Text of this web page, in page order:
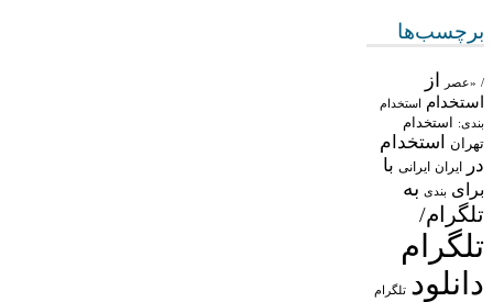
برچسب‌ها
/ «عصر از
استخدام استخدام
بندی: استخدام
تهران
استخدام
در
ایران ایرانی با
برای بندی به
تلگرام/
تلگرام
دانلود تلگرام